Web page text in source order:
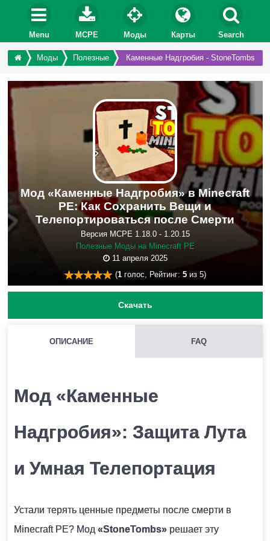
Menu MCPE Моды Карты Search
Моды Полезные Каменные Надгробия - StoneTombs
Мод «Каменные Надгробия» в Minecraft
PE: Как Сохранить Вещи и
Телепортироваться после Смерти
Версия MCPE 1.18.0 - 1.20.15
Полезные Моды на Minecraft PE
11 апреля 2025
(1 голос, Рейтинг: 5 из 5)
Скачать
ОПИСАНИЕ FAQ
Мод «Каменные
Надгробия»: Защита Лутa
и Умная Телепортация
Устали терять ценные предметы после смерти в
Minecraft PE? Мод «StoneTombs»решает эту